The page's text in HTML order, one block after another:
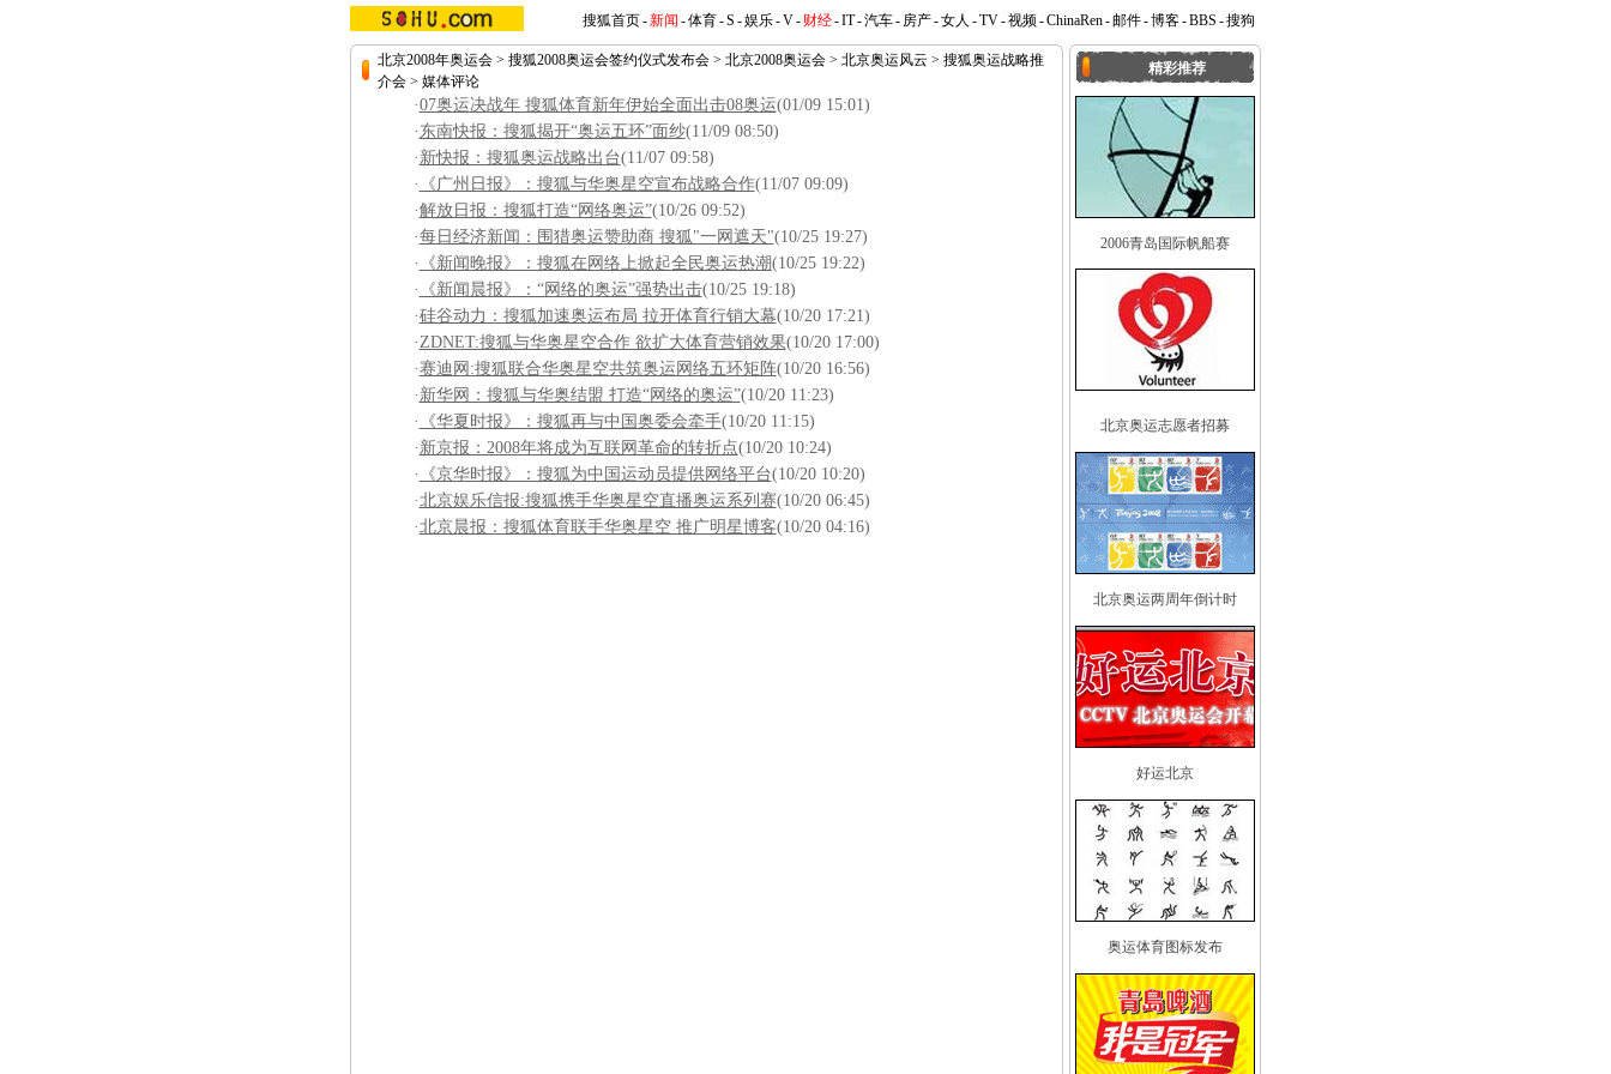
搜狐首页-新闻 -体育-S -娱乐-V- 财经-IT-汽车- 房产-女人 -TV-视频-ChinaRen-邮件-博客-BBS -搜狗
北京2008年奥运会 > 搜狐2008奥运会签约仪式发布会 > 北京2008奥运会 > 北京奥运风云 > 搜狐奥运战略推
介会 > 媒体评论
·07奥运决战年 搜狐体育新年伊始全面出击08奥运(01/09 15:01)
· 东南快报：搜狐揭开“奥运五环”面纱(11/09 08:50)
· 新快报：搜狐奥运战略出台(11/07 09:58)
· 《广州日报》：搜狐与华奥星空宣布战略合作(11/07 09:09)
·解放日报：搜狐打造“网络奥运”(10/26 09:52)
·每日经济新闻：围猎奥运赞助商 搜狐"一网遮天"(10/25 19:27)
· 《新闻晚报》：搜狐在网络上掀起全民奥运热潮(10/25 19:22)
· 《新闻晨报》：“网络的奥运”强势出击(10/25 19:18)
·硅谷动力：搜狐加速奥运布局 拉开体育行销大幕(10/20 17:21)
·ZDNET:搜狐与华奥星空合作 欲扩大体育营销效果(10/20 17:00)
·赛迪网:搜狐联合华奥星空共筑奥运网络五环矩阵(10/20 16:56)
· 新华网：搜狐与华奥结盟 打造“网络的奥运”(10/20 11:23)
· 《华夏时报》：搜狐再与中国奥委会牵手(10/20 11:15)
· 新京报：2008年将成为互联网革命的转折点(10/20 10:24)
· 《京华时报》：搜狐为中国运动员提供网络平台(10/20 10:20)
·北京娱乐信报:搜狐携手华奥星空直播奥运系列赛(10/20 06:45)
·北京晨报：搜狐体育联手华奥星空 推广明星博客(10/20 04:16)
精彩推荐
2006青岛国际帆船赛
北京奥运志愿者招募
北京奥运两周年倒计时
好运北京
奥运体育图标发布